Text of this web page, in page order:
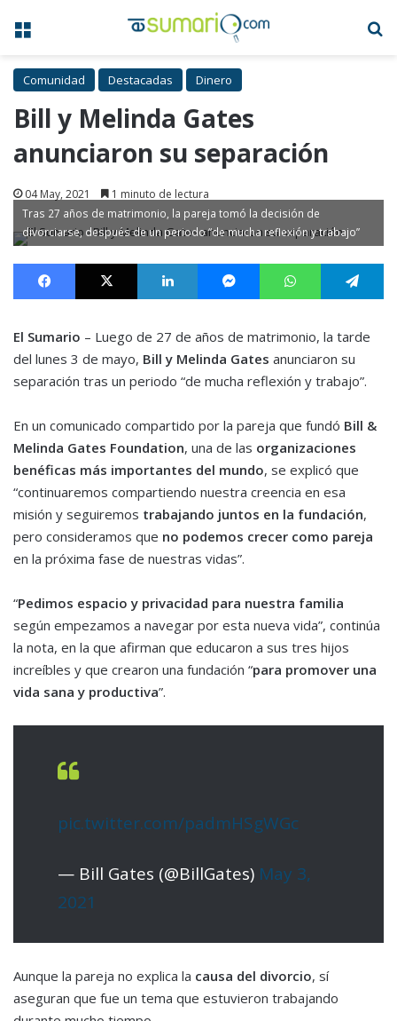
Menú
Comunidad Destacadas Dinero
Bill y Melinda Gates
anunciaron su separación
04 May, 2021 1 minuto de lectura
Tras 27 años de matrimonio, la pareja tomó la decisión de
divorciarse, después de un periodo “de mucha reflexión y trabajo”
Facebook X LinkedIn MessengerWhatsApp
El Sumario – Luego de 27 de años de matrimonio, la tarde
del lunes 3 de mayo, Bill y Melinda Gates anunciaron su
separación tras un periodo “de mucha reflexión y trabajo”.
En un comunicado compartido por la pareja que fundó Bill &
Melinda Gates Foundation, una de las organizaciones
benéficas más importantes del mundo, se explicó que
“continuaremos compartiendo nuestra creencia en esa
misión y seguiremos trabajando juntos en la fundación,
pero consideramos que no podemos crecer como pareja
en la próxima fase de nuestras vidas”.
“Pedimos espacio y privacidad para nuestra familia
según empezamos a navegar por esta nueva vida”, continúa
la nota, en la que afirman que educaron a sus tres hijos
increíbles y que crearon una fundación “para promover una
vida sana y productiva”.
pic.twitter.com/padmHSgWGc
— Bill Gates (@BillGates) May 3,
2021
Aunque la pareja no explica la causa del divorcio, sí
aseguran que fue un tema que estuvieron trabajando